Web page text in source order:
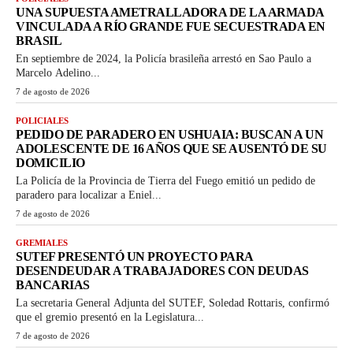
UNA SUPUESTA AMETRALLADORA DE LA ARMADA
VINCULADA A RÍO GRANDE FUE SECUESTRADA EN
BRASIL
En septiembre de 2024, la Policía brasileña arrestó en Sao Paulo a
Marcelo Adelino...
7 de agosto de 2026
POLICIALES
PEDIDO DE PARADERO EN USHUAIA: BUSCAN A UN
ADOLESCENTE DE 16 AÑOS QUE SE AUSENTÓ DE SU
DOMICILIO
La Policía de la Provincia de Tierra del Fuego emitió un pedido de
paradero para localizar a Eniel...
7 de agosto de 2026
GREMIALES
SUTEF PRESENTÓ UN PROYECTO PARA
DESENDEUDAR A TRABAJADORES CON DEUDAS
BANCARIAS
La secretaria General Adjunta del SUTEF, Soledad Rottaris, confirmó
que el gremio presentó en la Legislatura...
7 de agosto de 2026